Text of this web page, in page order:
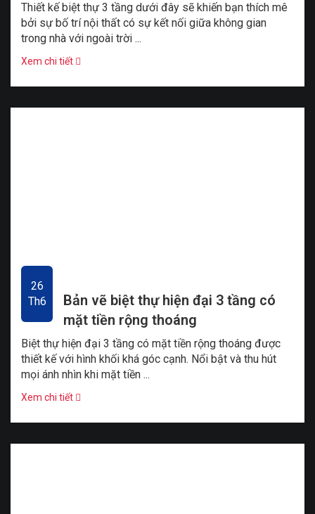
Thiết kế biệt thự 3 tầng dưới đây sẽ khiến bạn thích mê
bởi sự bố trí nội thất có sự kết nối giữa không gian
trong nhà với ngoài trời ...
Xem chi tiết
Bản vẽ biệt thự hiện đại 3 tầng có
mặt tiền rộng thoáng
Biệt thự hiện đại 3 tầng có mặt tiền rộng thoáng được
thiết kế với hình khối khá góc cạnh. Nổi bật và thu hút
mọi ánh nhìn khi mặt tiền ...
26
Th6
Xem chi tiết